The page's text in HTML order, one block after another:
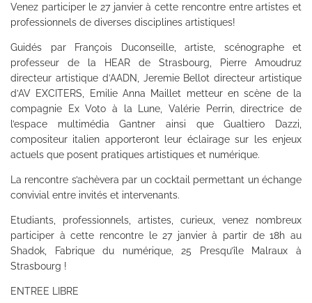
Venez participer le 27 janvier à cette rencontre entre artistes et
professionnels de diverses disciplines artistiques!
Guidés par François Duconseille, artiste, scénographe et
professeur de la HEAR de Strasbourg, Pierre Amoudruz
directeur artistique d’AADN, Jeremie Bellot directeur artistique
d’AV EXCITERS, Emilie Anna Maillet metteur en scène de la
compagnie Ex Voto à la Lune, Valérie Perrin, directrice de
l’espace multimédia Gantner ainsi que Gualtiero Dazzi,
compositeur italien apporteront leur éclairage sur les enjeux
actuels que posent pratiques artistiques et numérique.
La rencontre s’achèvera par un cocktail permettant un échange
convivial entre invités et intervenants.
Etudiants, professionnels, artistes, curieux, venez nombreux
participer à cette rencontre le 27 janvier à partir de 18h au
Shadok, Fabrique du numérique, 25 Presqu’île Malraux à
Strasbourg !
ENTREE LIBRE